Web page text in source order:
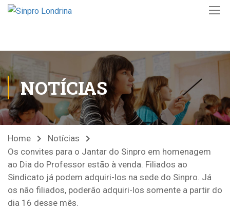
NOTÍCIAS
Home
Notícias
Os convites para o Jantar do Sinpro em homenagem
ao Dia do Professor estão à venda. Filiados ao
Sindicato já podem adquiri-los na sede do Sinpro. Já
os não filiados, poderão adquiri-los somente a partir do
dia 16 desse mês.